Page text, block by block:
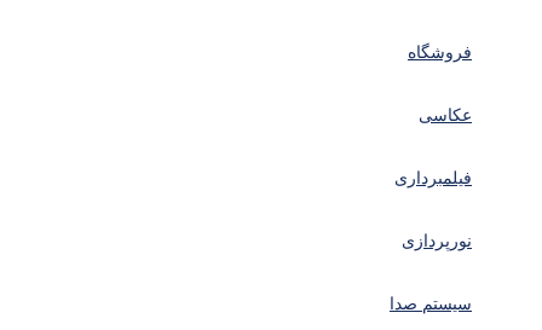
فروشگاه
عکاسی
فیلمبرداری
نورپردازی
سیستم صدا